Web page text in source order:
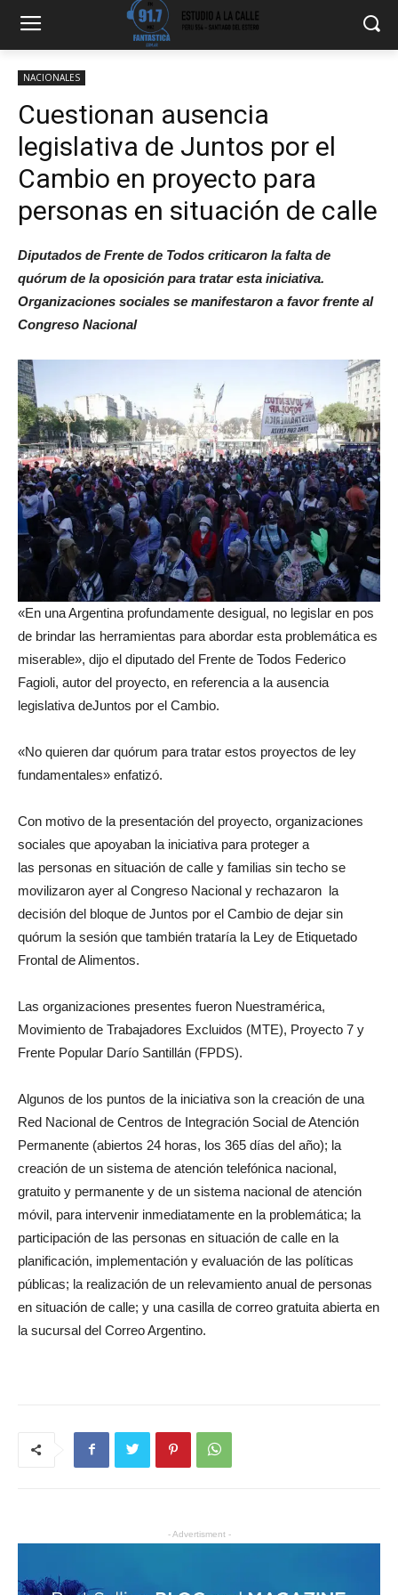
NACIONALES
Cuestionan ausencia
legislativa de Juntos por el
Cambio en proyecto para
personas en situación de calle
Diputados de Frente de Todos criticaron la falta de
quórum de la oposición para tratar esta iniciativa.
Organizaciones sociales se manifestaron a favor frente al
Congreso Nacional
«En una Argentina profundamente desigual, no legislar en pos
de brindar las herramientas para abordar esta problemática es
miserable», dijo el diputado del Frente de Todos Federico
Fagioli, autor del proyecto, en referencia a la ausencia
legislativa deJuntos por el Cambio.
«No quieren dar quórum para tratar estos proyectos de ley
fundamentales» enfatizó.
Con motivo de la presentación del proyecto, organizaciones
sociales que apoyaban la iniciativa para proteger a
las personas en situación de calle y familias sin techo se
movilizaron ayer al Congreso Nacional y rechazaron la
decisión del bloque de Juntos por el Cambio de dejar sin
quórum la sesión que también trataría la Ley de Etiquetado
Frontal de Alimentos.
Las organizaciones presentes fueron Nuestramérica,
Movimiento de Trabajadores Excluidos (MTE), Proyecto 7 y
Frente Popular Darío Santillán (FPDS).
Algunos de los puntos de la iniciativa son la creación de una
Red Nacional de Centros de Integración Social de Atención
Permanente (abiertos 24 horas, los 365 días del año); la
creación de un sistema de atención telefónica nacional,
gratuito y permanente y de un sistema nacional de atención
móvil, para intervenir inmediatamente en la problemática; la
participación de las personas en situación de calle en la
planificación, implementación y evaluación de las políticas
públicas; la realización de un relevamiento anual de personas
en situación de calle; y una casilla de correo gratuita abierta en
la sucursal del Correo Argentino.
- Advertisment -